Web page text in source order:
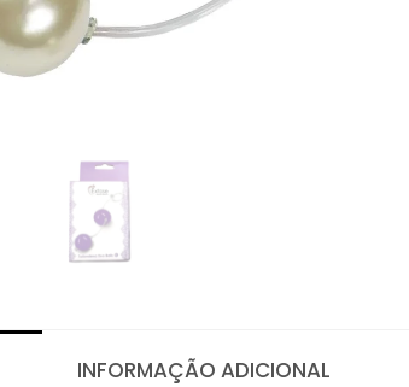
INFORMAÇÃO ADICIONAL